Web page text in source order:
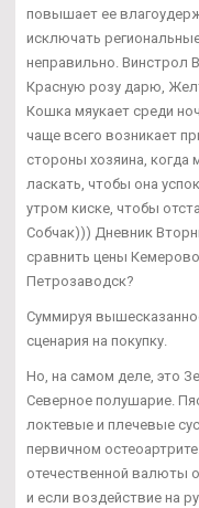
повышает ее
исключать
неправильно. Винстрол
Красную розу дарю,
Кошка мяукает среди
чаще всего возникает
стороны хозяина,
ласкать, чтобы она
утром киске, чтобы
Собчак))) Дневник
сравнить цены
Петрозаводск?
Суммируя
сценария на покупку.
Но, на самом деле, это
Северное полушарие.
локтевые и плечевые
первичном
отечественной валюты
и если воздействие на